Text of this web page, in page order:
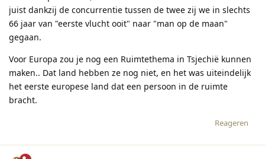
juist dankzij de concurrentie tussen de twee zij we in slechts
66 jaar van "eerste vlucht ooit" naar "man op de maan"
gegaan.
Voor Europa zou je nog een Ruimtethema in Tsjechië kunnen
maken.. Dat land hebben ze nog niet, en het was uiteindelijk
het eerste europese land dat een persoon in de ruimte
bracht.
Reageren